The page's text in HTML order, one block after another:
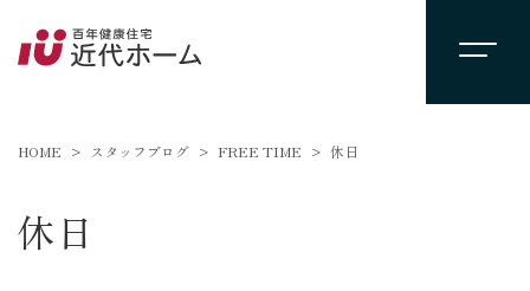
HOME スタッフブログ FREE TIME 休日
休日